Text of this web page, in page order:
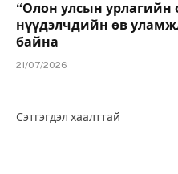
“Олон улсын урлагийн
нүүдэлчдийн өв
байна
21/07/2026
Сэтгэгдэл хаалттай